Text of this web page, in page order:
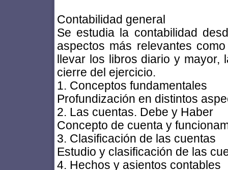
Contabilidad general
Se estudia la contabilidad
aspectos más relevantes
llevar los libros diario y
cierre del ejercicio.
1. Conceptos fundamentales
Profundización en distintos
2. Las cuentas. Debe y Haber
Concepto de cuenta y
3. Clasificación de las cuentas
Estudio y clasificación de las
4. Hechos y asientos contables